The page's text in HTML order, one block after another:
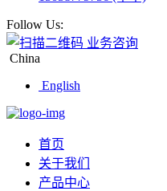
Follow Us:
业务咨询
China
English
首页
关于我们
产品中心